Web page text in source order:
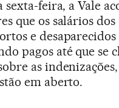
sexta-feira, a Vale
que os salários dos
e desaparecidos
pagos até que se
as
em aberto.